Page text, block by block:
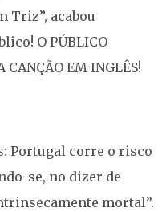
Triz”, acabou
O PÚBLICO
CANÇÃO EM INGLÊS!
Portugal corre o risco
se, no dizer de
mortal”.